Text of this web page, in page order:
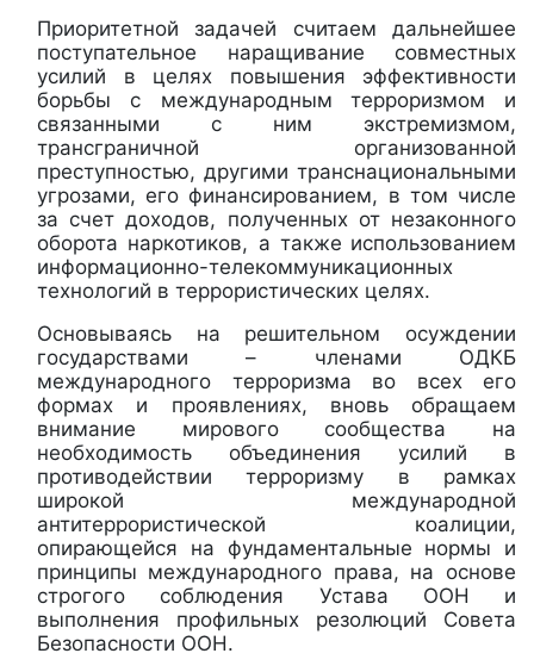
Приоритетной задачей считаем дальнейшее
поступательное наращивание совместных
усилий в целях повышения эффективности
борьбы с международным
терроризмом и
связанными с ним экстремизмом,
трансграничной организованной
преступностью, другими транснациональными
угрозами, его финансированием, в том числе
за счет доходов, полученных от незаконного
оборота наркотиков, а также использованием
информационно-телекоммуникационных
технологий в террористических целях.
Основываясь на решительном осуждении
государствами – членами ОДКБ
международного терроризма во всех его
формах и проявлениях, вновь обращаем
внимание мирового сообщества на
необходимость объединения усилий в
противодействии терроризму в рамках
широкой международной
антитеррористической коалиции,
опирающейся на фундаментальные нормы и
принципы международного права, на основе
строгого соблюдения Устава ООН и
выполнения профильных резолюций Совета
Безопасности ООН.